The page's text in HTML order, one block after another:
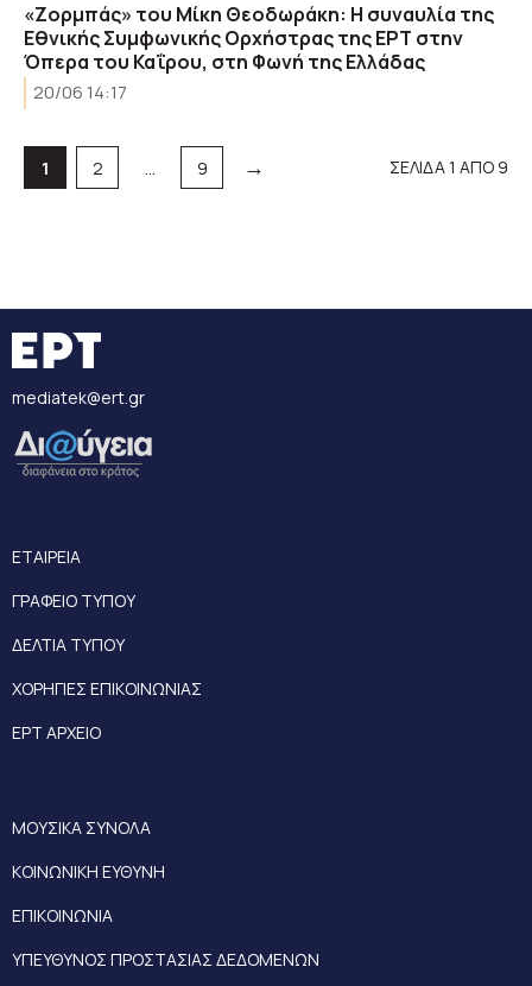
«Ζορμπάς» του Μίκη Θεοδωράκη: Η συναυλία της
Εθνικής Συμφωνικής Ορχήστρας της ΕΡΤ στην
Όπερα του Καΐρου, στη Φωνή της Ελλάδας
20/06 14:17
Σελίδα
1 Σελίδα
2 … Σελίδα
9 → ΣΕΛΙΔΑ 1 ΑΠΟ 9
mediatek@ert.gr
ΕΤΑΙΡΕΙΑ
ΓΡΑΦΕΙΟ ΤΥΠΟΥ
ΔΕΛΤΙΑ ΤΥΠΟΥ
ΧΟΡΗΓΙΕΣ ΕΠΙΚΟΙΝΩΝΙΑΣ
ΕΡΤ ΑΡΧΕΙΟ
ΜΟΥΣΙΚΑ ΣΥΝΟΛΑ
ΚΟΙΝΩΝΙΚΗ ΕΥΘΥΝΗ
ΕΠΙΚΟΙΝΩΝΙΑ
ΥΠΕΥΘΥΝΟΣ ΠΡΟΣΤΑΣΙΑΣ ΔΕΔΟΜΕΝΩΝ